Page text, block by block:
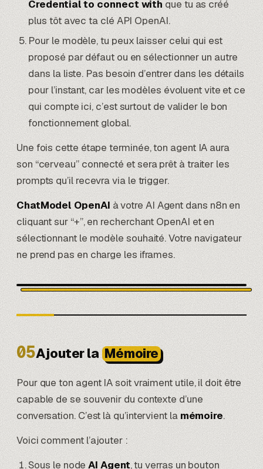
Credential to connect with que tu as créé
plus tôt avec ta clé API OpenAI.
Pour le modèle, tu peux laisser celui qui est
proposé par défaut ou en sélectionner un autre
dans la liste. Pas besoin d’entrer dans les détails
pour l’instant, car les modèles évoluent vite et ce
qui compte ici, c’est surtout de valider le bon
fonctionnement global.
Une fois cette étape terminée, ton agent IA aura
son “cerveau” connecté et sera prêt à traiter les
prompts qu’il recevra via le trigger.
ChatModel OpenAI à votre AI Agent dans n8n en
cliquant sur “+”, en recherchant OpenAI et en
sélectionnant le modèle souhaité. Votre navigateur
ne prend pas en charge les iframes.
05Ajouter la Mémoire
Pour que ton agent IA soit vraiment utile, il doit être
capable de se souvenir du contexte d’une
conversation. C’est là qu’intervient lamémoire.
Voici comment l’ajouter :
Sous le nodeAI Agent, tu verras un bouton